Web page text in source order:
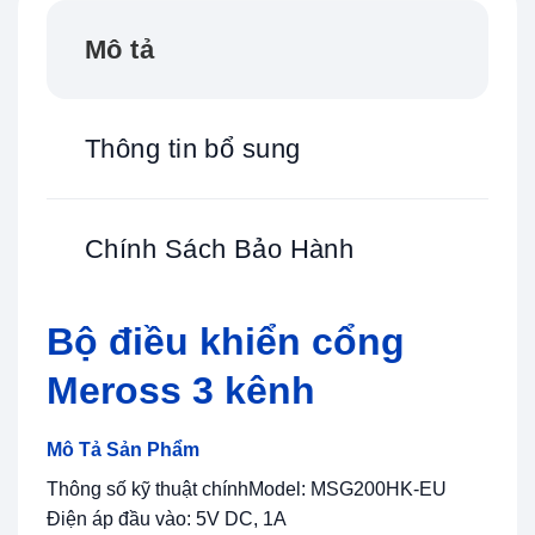
Mô tả
Thông tin bổ sung
Chính Sách Bảo Hành
Bộ điều khiển cổng
Meross 3 kênh
Mô Tả Sản Phẩm
Thông số kỹ thuật chínhModel: MSG200HK-EU
Điện áp đầu vào: 5V DC, 1A